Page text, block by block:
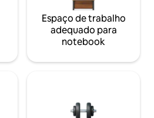
Espaço de trabalho
adequado para
notebook